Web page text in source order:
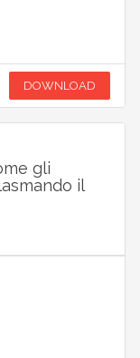
DOWNLOAD
gli
il